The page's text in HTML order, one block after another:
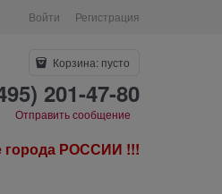
Войти Регистрация
Корзина: пусто
201-47-80
Отправить сообщение
города РОССИИ !!!